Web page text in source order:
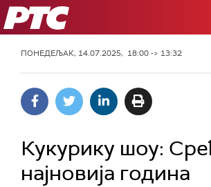
РТС
ПОНЕДЕЉАК, 14.07.2025, 18:00 -> 13:32
Кукурику шоу:
најновија година